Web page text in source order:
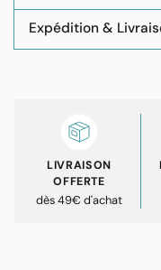
Expédition &
panierLIVRAISON
OFFERTE
dès 49€ d'achat